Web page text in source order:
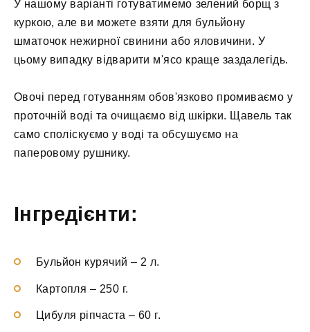
У нашому варіанті готуватимемо зелений борщ з
куркою, але ви можете взяти для бульйону
шматочок нежирної свинини або яловичини. У
цьому випадку відварити м'ясо краще заздалегідь.
Овочі перед готуванням обов'язково промиваємо у
проточній воді та очищаємо від шкірки. Щавель так
само споліскуємо у воді та обсушуємо на
паперовому рушнику.
Інгредієнти:
Бульйон курячий – 2 л.
Картопля – 250 г.
Цибуля ріпчаста – 60 г.